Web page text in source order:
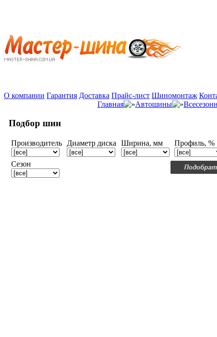
О компании Гарантия Доставка Прайс-лист Шиномонтаж
Главная
Автошины
Подбор шин
Производитель Диаметр диска Ширина, мм Профиль, %
Сезон